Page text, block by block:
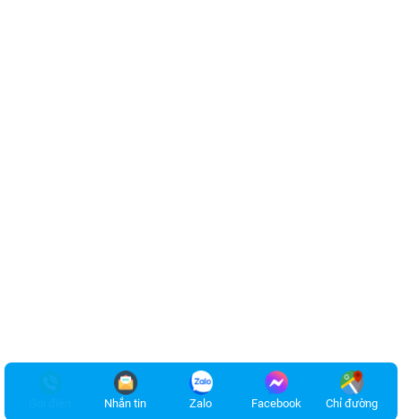
Nhắn tin Zalo Facebook Chỉ đường